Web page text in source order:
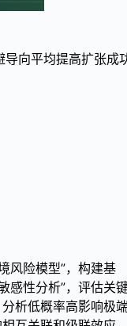
导向平均提高扩张成
风险模型”，构建基
感性分析”，评估关
析低概率高影响极